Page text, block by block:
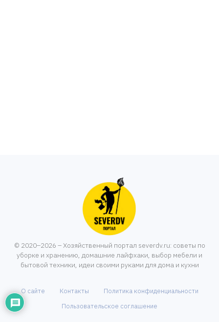
© 2020–2026 – Хозяйственный портал severdv.ru: советы по
уборке и хранению, домашние лайфхаки, выбор мебели и
бытовой техники, идеи своими руками для дома и кухни
О сайте Контакты
Политика конфиденциальности
Пользовательское соглашение